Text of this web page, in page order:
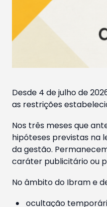
Desde 4 de julho de
as restrições
Nos três meses que
hipóteses previstas na
da gestão.
caráter publicitário ou
No âmbito do Ibram e
ocultação